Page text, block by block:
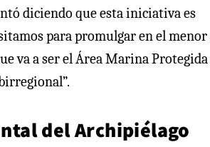
diciendo que esta iniciativa es
para promulgar en el menor
va a ser el Área Marina Protegida
del Archipiélago